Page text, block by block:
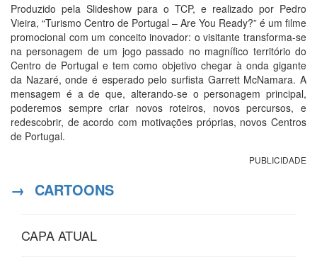
Produzido pela Slideshow para o TCP, e realizado por Pedro
Vieira, “Turismo Centro de Portugal – Are You Ready?” é um filme
promocional com um conceito inovador: o visitante transforma-se
na personagem de um jogo passado no magnífico território do
Centro de Portugal e tem como objetivo chegar à onda gigante
da Nazaré, onde é esperado pelo surfista Garrett McNamara. A
mensagem é a de que, alterando-se o personagem principal,
poderemos sempre criar novos roteiros, novos percursos, e
redescobrir, de acordo com motivações próprias, novos Centros
de Portugal.
PUBLICIDADE
→ CARTOONS
CAPA ATUAL